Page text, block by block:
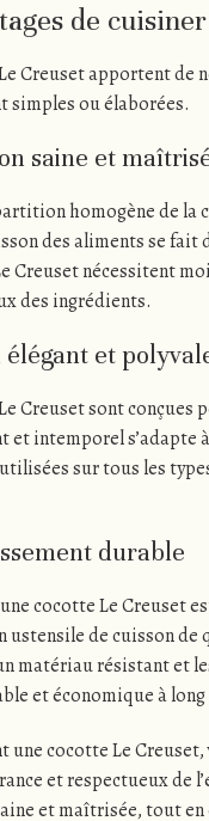
de
Creuset apportent de
simples ou élaborées.
saine et
homogène de la
des aliments se fait
Creuset nécessitent
des ingrédients.
élégant et
Creuset sont
et intemporel s’adapte
sur tous les
durable
cocotte Le Creuset
ustensile de cuisson
matériau résistant et
et économique à
une cocotte Le
et respectueux de
et maîtrisée, tout